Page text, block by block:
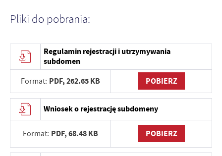
Pliki do pobrania:
Regulamin rejestracji i utrzymywania
subdomen
Format: PDF,262.65 KB POBIERZ
Wniosek o rejestrację subdomeny
Format: PDF,68.48 KB POBIERZ